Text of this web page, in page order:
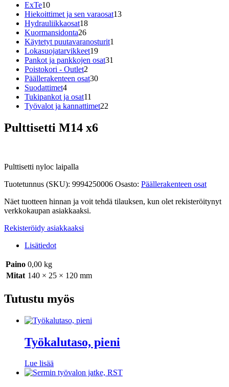
ExTe1010
tuotetta
Hiekoittimet ja sen varaosat1313
Hydrauliikkaosat1818
Kuormansidonta2626
tuotetta
Käytetyt puutavaranosturit1
Lokasuojatarvikkeet1919
tuotetta
Pankot ja pankkojen osat31
Poistokori - Outlet2
tuotetta
Päällerakenteen osat3030
Suodattimet44
tuotetta
Tukipankot ja osat11
tuotetta
Työvalot ja kannattimet22
Pulttisetti M14 x6
Pulttisetti nyloc laipalla
Tuotetunnus (SKU): 9994250006 Osasto: Päällerakenteen osat
Näet tuotteen hinnan ja voit tehdä tilauksen, kun olet rekisteröitynyt
verkkokaupan asiakkaaksi.
Rekisteröidy asiakkaaksi
Lisätiedot
Paino 0,00 kg
Mitat 140 × 25 × 120 mm
Tutustu myös
Työkalutaso, pieni
Lue lisää